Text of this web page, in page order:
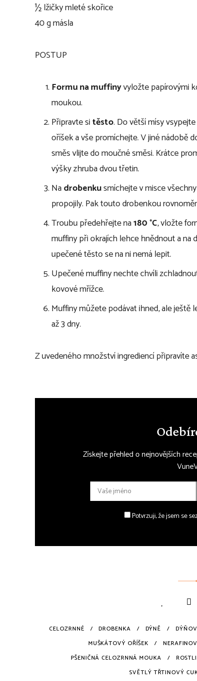
½ lžičky mleté skořice
40 g másla
POSTUP
Formu na muffinyvyložte papírovými
moukou.
Připravte sitěsto. Do větší mísy
oříšek a vše promíchejte. V jiné nádobě
směs vlijte do moučné směsi. Krátce
výšky zhruba dvou třetin.
Nadrobenkusmíchejte v misce
propojily. Pak touto drobenkou
Troubu předehřejte na180 °C, vložte
muffiny při okrajích lehce hnědnout a
upečené těsto se na ni nemá lepit.
Upečené muffiny nechte chvíli
kovové mřížce.
Muffiny můžete podávat ihned, ale ještě
až 3 dny.
Z uvedeného množství ingrediencí připravíte
Získejte přehled o nejnovějších
Potvrzuji, že jsem se
CELOZRNNÉ DROBENKA DÝNĚ
MUŠKÁTOVÝ OŘÍŠEK
PŠENIČNÁ CELOZRNNÁ MOUKA
SVĚTLÝ TŘTINOVÝ